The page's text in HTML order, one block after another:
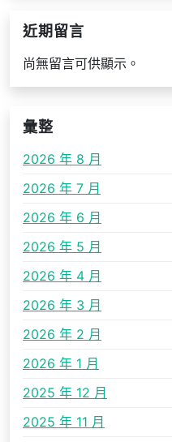
近期留言
尚無留言可供顯示。
彙整
2026 年 8 月
2026 年 7 月
2026 年 6 月
2026 年 5 月
2026 年 4 月
2026 年 3 月
2026 年 2 月
2026 年 1 月
2025 年 12 月
2025 年 11 月